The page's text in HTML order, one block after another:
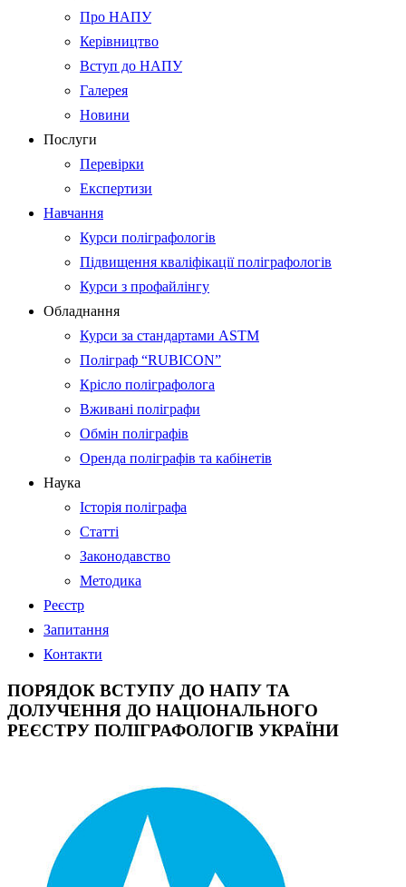
Про НАПУ
Керівництво
Вступ до НАПУ
Галерея
Новини
Послуги
Перевірки
Експертизи
Навчання
Курси поліграфологів
Підвищення кваліфікації поліграфологів
Курси з профайлінгу
Обладнання
Курси за стандартами ASTM
Поліграф “RUBICON”
Крісло поліграфолога
Вживані поліграфи
Обмін поліграфів
Оренда поліграфів та кабінетів
Наука
Історія поліграфа
Статті
Законодавство
Методика
Реєстр
Запитання
Контакти
ПОРЯДОК ВСТУПУ ДО НАПУ ТА
ДОЛУЧЕННЯ ДО НАЦІОНАЛЬНОГО
РЕЄСТРУ ПОЛІГРАФОЛОГІВ УКРАЇНИ